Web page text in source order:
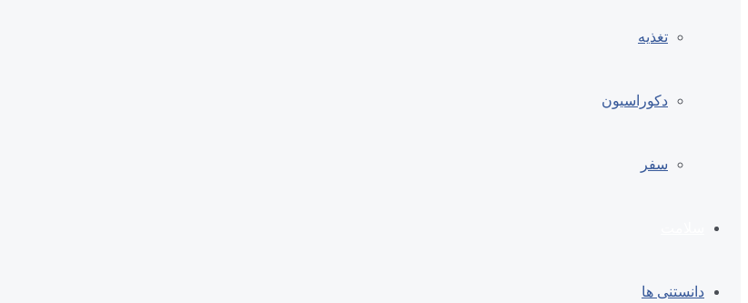
تغذیه
دکوراسیون
سفر
دانستنی ها